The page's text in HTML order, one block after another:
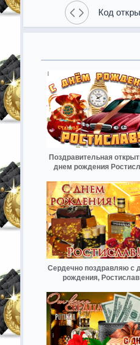
Код
Поздравительная
днем рождения
Сердечно поздравляю с
рождения, Ростислав